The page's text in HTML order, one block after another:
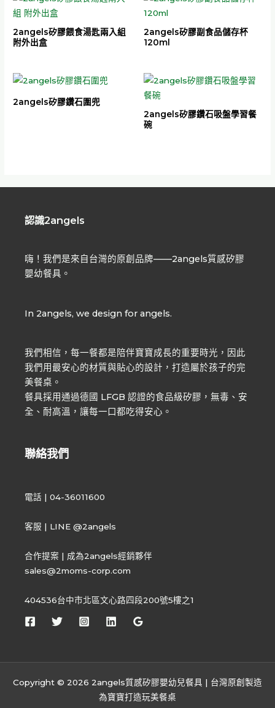
2angels矽膠餵食湯匙兩入組
附外出盒
2angels矽膠副食品儲存杯
120ml
2angels矽膠鑽石圍兜
2angels矽膠鑽石吸盤學習餐
碗
認識2angels
嗨！我們是來自台灣的原創品牌——2angels質感矽膠
嬰幼餐具。
In 2angels, we design for angels.
我們相信，每一餐都是陪伴寶寶成長的重要時光，因此
我們用最安心的材質與貼心的設計，打造屬於孩子的完
美餐桌。
餐具採用通過德國 LFGB 認證的食品級矽膠，無毒、安
全、耐高溫，讓每一口都吃得安心。
聯絡我們
電話 | 04-36011600
客服 | LINE @2angels
合作提案 | 成為2angels經銷夥伴
sales@2moms-corp.com
404536台中市北區文心路四段200號5樓之1
Copyright © 2026 2angels質感矽膠嬰幼兒餐具 | 台灣原創製造
為寶寶打造玩美餐桌